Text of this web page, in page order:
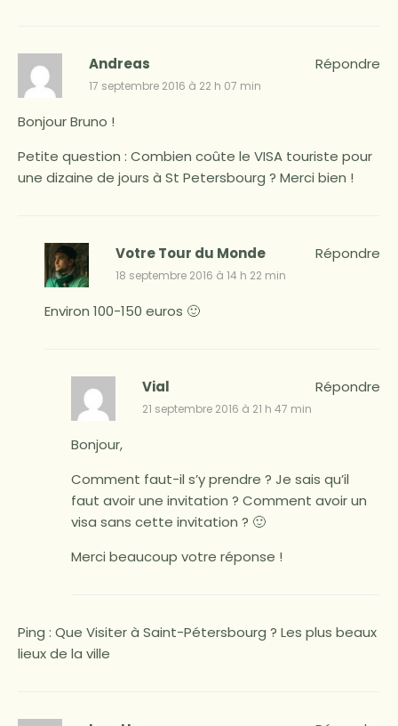
Andreas
17 septembre 2016 à 22 h 07 min
Bonjour Bruno !
Petite question : Combien coûte le VISA touriste pour
une dizaine de jours à St Petersbourg ? Merci bien !
Répondre
Votre Tour du Monde
18 septembre 2016 à 14 h 22 min
Environ 100-150 euros 🙂
Répondre
Vial
21 septembre 2016 à 21 h 47 min
Bonjour,
Comment faut-il s’y prendre ? Je sais qu’il
faut avoir une invitation ? Comment avoir un
visa sans cette invitation ? 🙂
Merci beaucoup votre réponse !
Répondre
Ping : Que Visiter à Saint-Pétersbourg ? Les plus beaux
lieux de la ville